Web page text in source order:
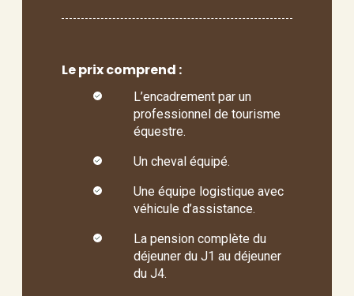
Le prix comprend :
L’encadrement par un
professionnel de tourisme
équestre.
Un cheval équipé.
Une équipe logistique avec
véhicule d’assistance.
La pension complète du
déjeuner du J1 au déjeuner
du J4.